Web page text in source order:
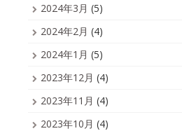
2024年3月 (5)
2024年2月 (4)
2024年1月 (5)
2023年12月 (4)
2023年11月 (4)
2023年10月 (4)